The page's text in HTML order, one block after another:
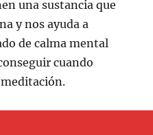
una sustancia que
y nos ayuda a
de calma mental
cuando